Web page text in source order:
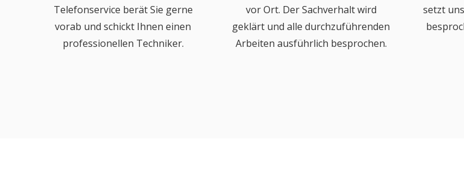
Telefonservice berät Sie gerne
vorab und schickt Ihnen einen
professionellen Techniker.
vor Ort. Der Sachverhalt wird
geklärt und alle durchzuführenden
Arbeiten ausführlich besprochen.
setzt